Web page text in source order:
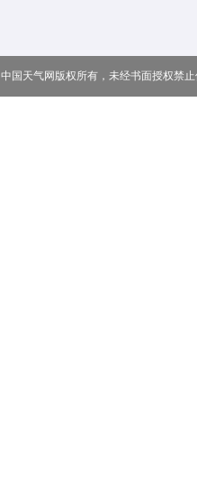
中国天气网版权所有，未经书面授权